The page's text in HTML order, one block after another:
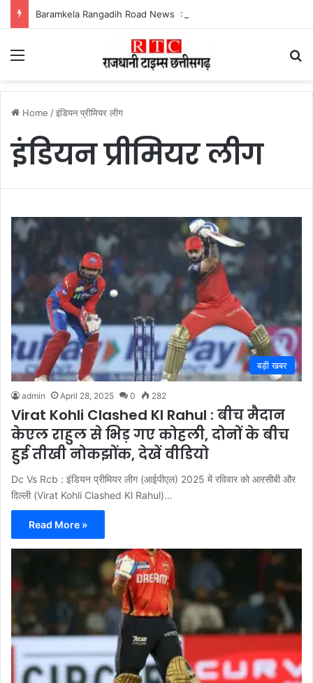
Menu
Home /इंडियन प्रीमियर लीग
इंडियन प्रीमियर लीग
बड़ी खबर
admin April 28, 2025 0 282
Virat Kohli Clashed Kl Rahul : बीच मैदान
केएल राहुल से भिड़ गए कोहली, दोनों के बीच
हुई तीखी नोकझोंक, देखें वीडियो
Dc Vs Rcb : इंडियन प्रीमियर लीग (आईपीएल) 2025 में रविवार को आरसीबी और
दिल्ली (Virat Kohli Clashed Kl Rahul)…
Read More »